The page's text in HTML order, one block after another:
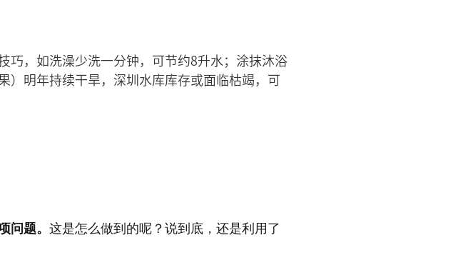
巧，如洗澡少洗一分钟，可节约8升水；涂抹沐浴
明年持续干旱，深圳水库库存或面临枯竭，可
问题。 这是怎么做到的呢？说到底，还是利用了